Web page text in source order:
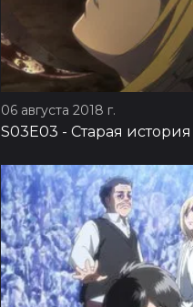
06 августа 2018 г.
S03E03 - Старая история